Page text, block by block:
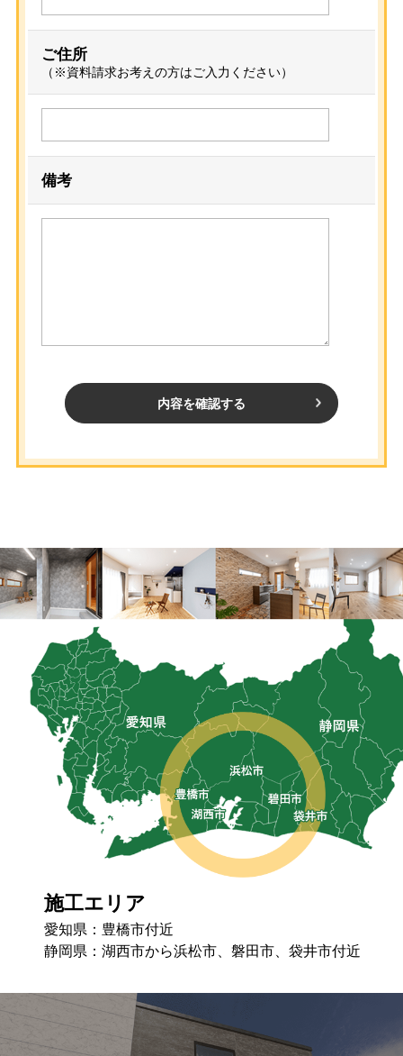
ご住所
（※資料請求お考えの方はご入力ください）
備考
施工エリア
愛知県：豊橋市付近
静岡県：湖⻄市から浜松市、磐⽥市、袋井市付近